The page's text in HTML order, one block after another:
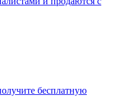
бесплатную